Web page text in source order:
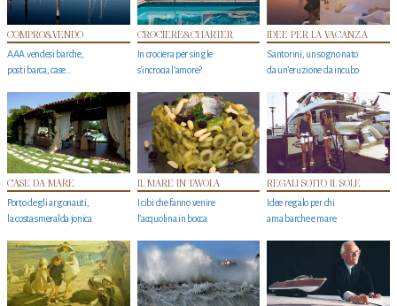
COMPRO&VENDO
AAA vendesi barche,
posti barca, case…
CROCIERE&CHARTER
In crociera per single
s'incrocia l’amore?
IDEE PER LA VACANZA
Santorini, un sogno nato
da un’eruzione da incubo
CASE DA MARE
Porto degli argonauti,
la costa smeralda jonica
IL MARE IN TAVOLA
I cibi che fanno venire
l’acquolina in bocca
REGALI SOTTO IL SOLE
Idee regalo per chi
ama barche e mare